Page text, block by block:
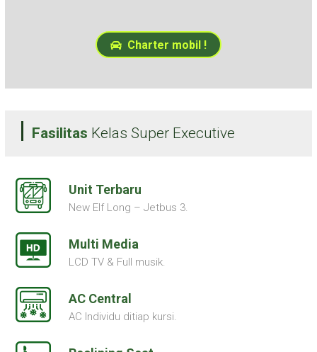
Charter mobil !
Fasilitas Kelas Super Executive
Unit Terbaru
New Elf Long – Jetbus 3.
Multi Media
LCD TV & Full musik.
AC Central
AC Individu ditiap kursi.